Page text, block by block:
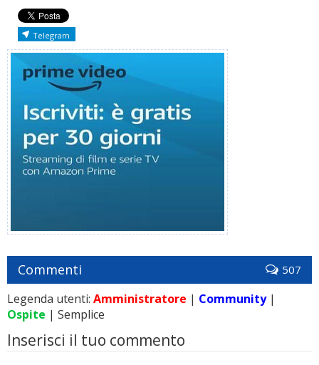
Telegram
Commenti 507
Legenda utenti: Amministratore | Community|
Ospite | Semplice
Inserisci il tuo commento